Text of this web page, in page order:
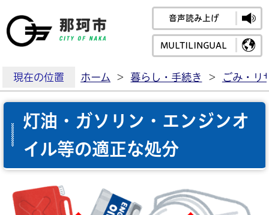
那珂市公式ホームペ
音声読み上げ
MULTILINGUAL
現在の位置 ホーム > 暮らし・手続き > ごみ・リ
灯油・ガソリン・エンジンオ
イル等の適正な処分